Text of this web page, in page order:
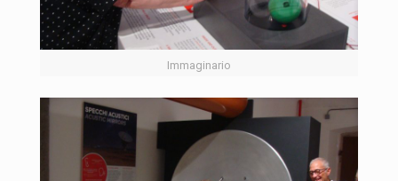
Immaginario